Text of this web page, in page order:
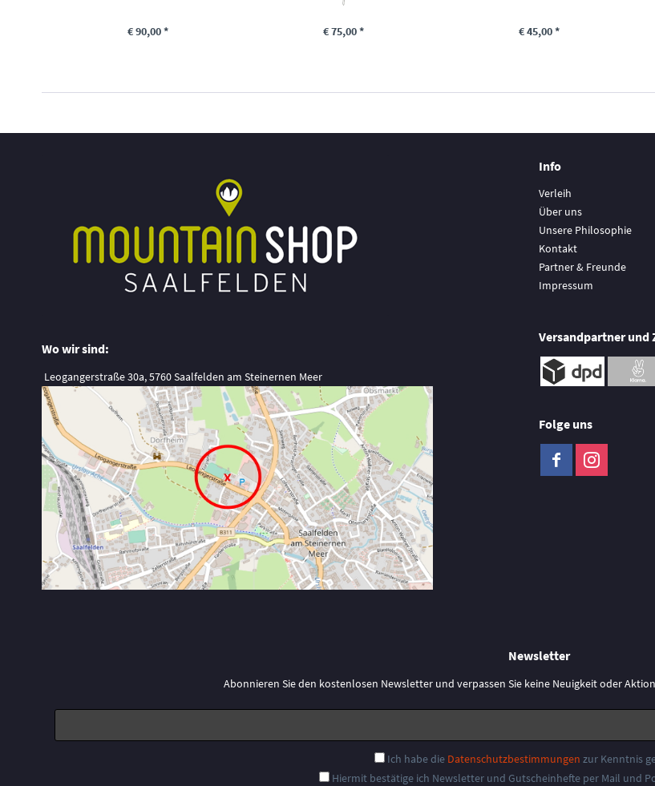
€ 90,00 * € 75,00 * € 45,00 *
Wo wir sind:
Leogangerstraße 30a, 5760 Saalfelden am Steinernen Meer
Info
Verleih
Über uns
Unsere Philosophie
Kontakt
Partner & Freunde
Impressum
Versandpartner und
Folge uns
Newsletter
Abonnieren Sie den kostenlosen Newsletter und verpassen Sie keine Neuigkeit oder Aktion
Ich habe die Datenschutzbestimmungen zur Kenntnis
Hiermit bestätige ich Newsletter und Gutscheinhefte per Mail und